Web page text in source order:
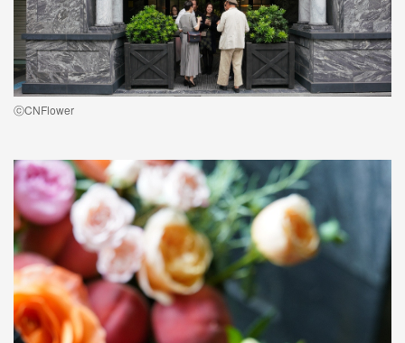
ⓒCNFlower